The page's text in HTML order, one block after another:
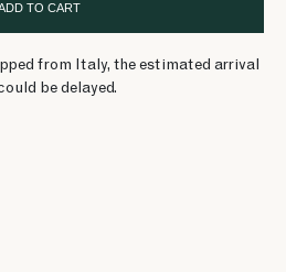
TO CART
from Italy, the estimated arrival
be delayed.